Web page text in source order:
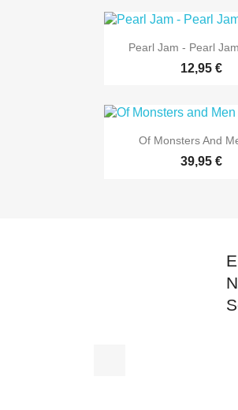
 Vorschau
Pearl Jam - Pearl Jam
12,95 €

Of Monsters And
39,95 €